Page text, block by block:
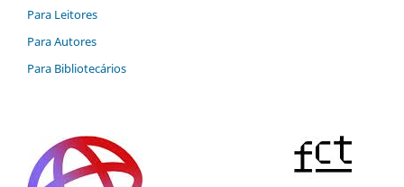
Para Leitores
Para Autores
Para Bibliotecários